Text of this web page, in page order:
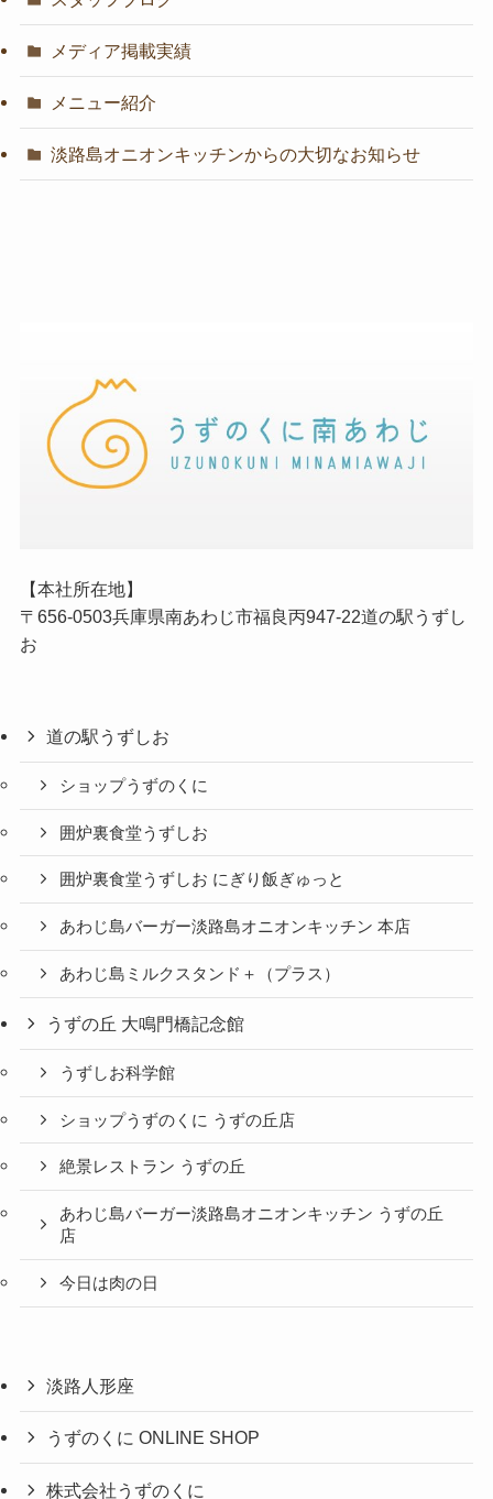
メディア掲載実績
メニュー紹介
淡路島オニオンキッチンからの大切なお知らせ
【本社所在地】
〒656-0503兵庫県南あわじ市福良丙947-22道の駅うずし
お
道の駅うずしお
ショップうずのくに
囲炉裏食堂うずしお
囲炉裏食堂うずしお にぎり飯ぎゅっと
あわじ島バーガー淡路島オニオンキッチン 本店
あわじ島ミルクスタンド＋（プラス）
うずの丘 大鳴門橋記念館
うずしお科学館
ショップうずのくに うずの丘店
絶景レストラン うずの丘
あわじ島バーガー淡路島オニオンキッチン うずの丘
店
今日は肉の日
淡路人形座
うずのくに ONLINE SHOP
株式会社うずのくに